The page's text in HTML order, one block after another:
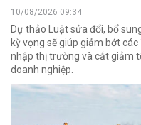
10/08/2026 09:34
Dự thảo Luật sửa đổi, bổ
kỳ vọng sẽ giúp giảm bớt
nhập thị trường và cắt giảm
doanh nghiệp.